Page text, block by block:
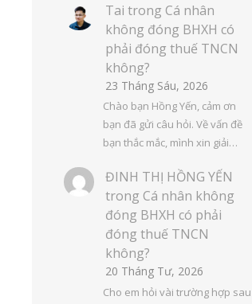
Tai trong Cá nhân
không đóng BHXH có
phải đóng thuế TNCN
không?
23 Tháng Sáu, 2026
Chào bạn Hồng Yến, cảm ơn
bạn đã gửi câu hỏi. Về vấn đề
bạn thắc mắc, mình xin giải…
ĐINH THỊ HỒNG YẾN
trong Cá nhân không
đóng BHXH có phải
đóng thuế TNCN
không?
20 Tháng Tư, 2026
Cho em hỏi vài trường hợp sau